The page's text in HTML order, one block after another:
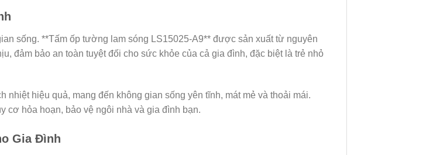
sống. **Tấm ốp tường lam sóng LS15025-A9** được sản xuất từ nguyên
đảm bảo an toàn tuyệt đối cho sức khỏe của cả gia đình, đặc biệt là trẻ nhỏ
nhiệt hiệu quả, mang đến không gian sống yên tĩnh, mát mẻ và thoải mái.
cơ hỏa hoạn, bảo vệ ngôi nhà và gia đình bạn.
Gia Đình